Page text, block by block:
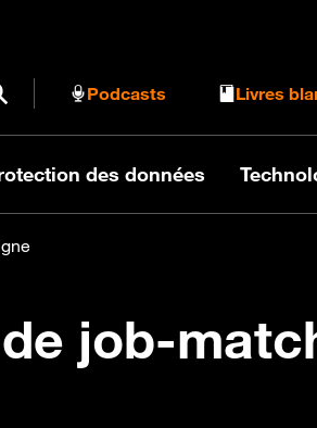
/ Fermer le formulaire de recherche
Podcasts Livres
des données
job-